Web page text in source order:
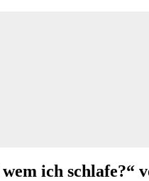
ich schlafe?“